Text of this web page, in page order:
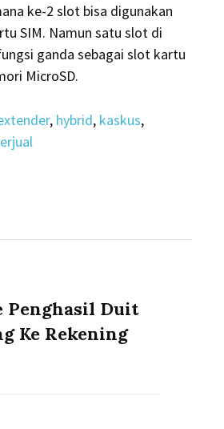
ke-2 slot bisa digunakan
SIM. Namun satu slot di
ganda sebagai slot kartu
MicroSD.
, hybrid, kaskus,
Penghasil Duit
Ke Rekening